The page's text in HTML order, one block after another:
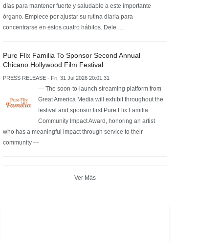
días para mantener fuerte y saludable a este importante
órgano. Empiece por ajustar su rutina diaria para
concentrarse en estos cuatro hábitos. Dele …
Pure Flix Familia To Sponsor Second Annual
Chicano Hollywood Film Festival
PRESS RELEASE - Fri, 31 Jul 2026 20:01:31
— The soon-to-launch streaming platform from
Great America Media will exhibit throughout the
festival and sponsor first Pure Flix Familia
Community Impact Award, honoring an artist
who has a meaningful impact through service to their
community —
Ver Más